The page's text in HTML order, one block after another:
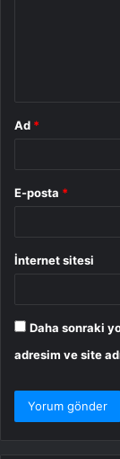
Ad *
E-posta *
İnternet sitesi
Daha sonraki
adresim ve site